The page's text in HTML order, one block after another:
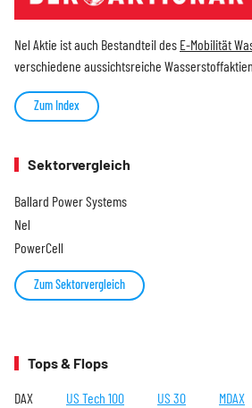
Nel Aktie ist auch Bestandteil des E-Mobilität
verschiedene aussichtsreiche
Zum Index
Sektorvergleich
Ballard Power Systems
Nel
PowerCell
Zum Sektorvergleich
Tops & Flops
DAX US Tech 100 US 30 MDAX